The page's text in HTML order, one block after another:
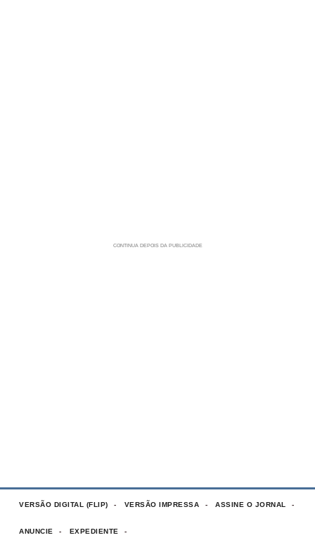
VERSÃO DIGITAL (FLIP) VERSÃO IMPRESSA ASSINE O JORNAL
ANUNCIE EXPEDIENTE